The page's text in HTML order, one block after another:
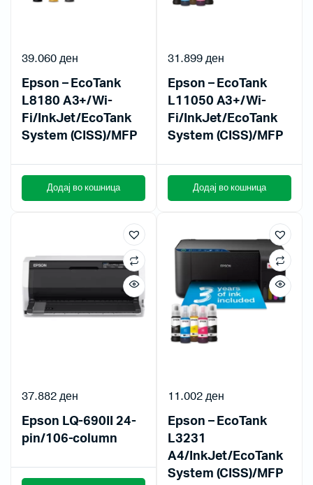
Epson – EcoTank
L8180 A3+/Wi-
Fi/InkJet/EcoTank
System (CISS)/MFP
39.060ден
Додај во кошница
Epson – EcoTank
L11050 A3+/Wi-
Fi/InkJet/EcoTank
System (CISS)/MFP
31.899ден
Додај во кошница
Epson LQ-690II 24-
pin/106-column
37.882ден
Epson – EcoTank
L3231
A4/InkJet/EcoTank
System (CISS)/MFP
11.002ден